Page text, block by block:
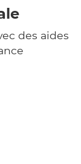
des aides